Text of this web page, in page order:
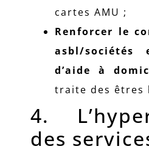
cartes AMU ;
Renforcer le
asbl/
d’aide à
traite des êtres
4.
des